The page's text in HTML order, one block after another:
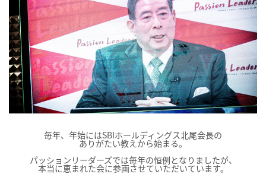
毎年、年始にはSBIホールディングス北尾会長の
ありがたい教えから始まる。
パッションリーダーズでは毎年の恒例となりましたが、
本当に恵まれた会に参画させていただいています。